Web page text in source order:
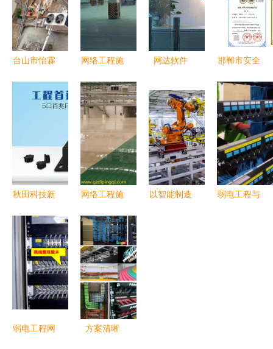
台山市怡霖
热水工程与
网络工程施
字时代的坚
固基石
网达软件
力瞒天过
海，明日最
新动作前瞻
邯郸市安全
会 网络工
程施工规范
化与创新实
践
秋田科技新
PoE监控专
用交换机，
助力网络工
程施工升级
网络工程施
经验分享
以智能制造
弱电工程与
弱电工程网
方案清晰